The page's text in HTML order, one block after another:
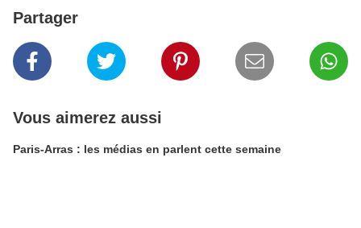
Partager
Vous aimerez aussi
Paris-Arras : les médias en parlent cette semaine